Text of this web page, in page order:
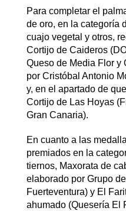
Para completar el
de oro, en la categoría
cuajo vegetal y otros,
Cortijo de Caideros
Queso de Media Flor y
por Cristóbal Antonio
y, en el apartado de
Cortijo de Las Hoyas
Gran Canaria).
En cuanto a las
premiados en la
tiernos, Maxorata de
elaborado por Grupo
Fuerteventura) y El
ahumado (Quesería El